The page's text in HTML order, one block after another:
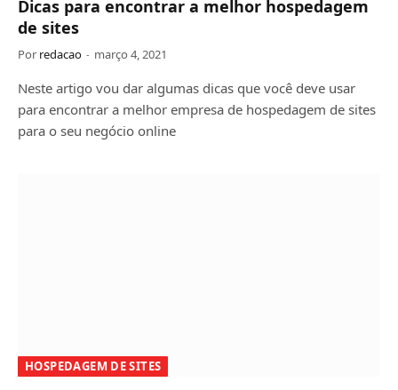
Dicas para encontrar a melhor hospedagem
de sites
Por redacao março 4, 2021
Neste artigo vou dar algumas dicas que você deve usar
para encontrar a melhor empresa de hospedagem de sites
para o seu negócio online
HOSPEDAGEM DE SITES